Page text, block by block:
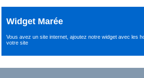
Widget Marée
Vous avez un site internet,ajoutez notre widget avec les
votre site